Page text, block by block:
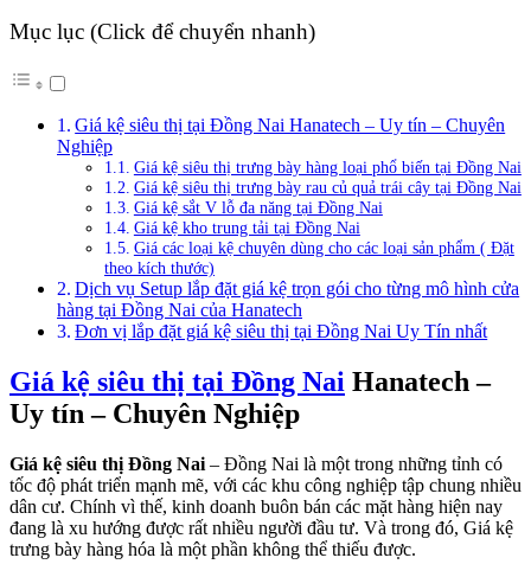
Mục lục (Click để chuyển nhanh)
Giá kệ siêu thị tại Đồng Nai Hanatech – Uy tín – Chuyên
Nghiệp
Giá kệ siêu thị trưng bày hàng loại phổ biến tại Đồng Nai
Giá kệ siêu thị trưng bày rau củ quả trái cây tại Đồng Nai
Giá kệ sắt V lỗ đa năng tại Đồng Nai
Giá kệ kho trung tải tại Đồng Nai
Giá các loại kệ chuyên dùng cho các loại sản phẩm ( Đặt
theo kích thước)
Dịch vụ Setup lắp đặt giá kệ trọn gói cho từng mô hình cửa
hàng tại Đồng Nai của Hanatech
Đơn vị lắp đặt giá kệ siêu thị tại Đồng Nai Uy Tín nhất
Giá kệ siêu thị tại Đồng Nai Hanatech –
Uy tín – Chuyên Nghiệp
Giá kệ siêu thị Đồng Nai – Đồng Nai là một trong những tỉnh có
tốc độ phát triển mạnh mẽ, với các khu công nghiệp tập chung nhiều
dân cư. Chính vì thế, kinh doanh buôn bán các mặt hàng hiện nay
đang là xu hướng được rất nhiều người đầu tư. Và trong đó, Giá kệ
trưng bày hàng hóa là một phần không thể thiếu được.